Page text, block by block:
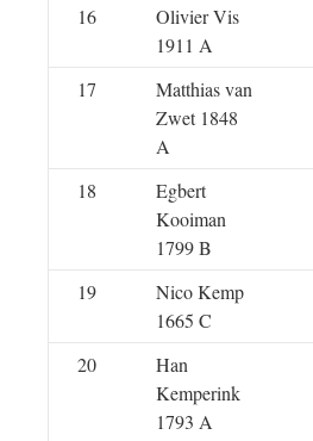
16
Olivier Vis
1911 A
17
Matthias van
Zwet 1848
A
18
Egbert
Kooiman
1799 B
19
Nico Kemp
1665 C
20
Han
Kemperink
1793 A